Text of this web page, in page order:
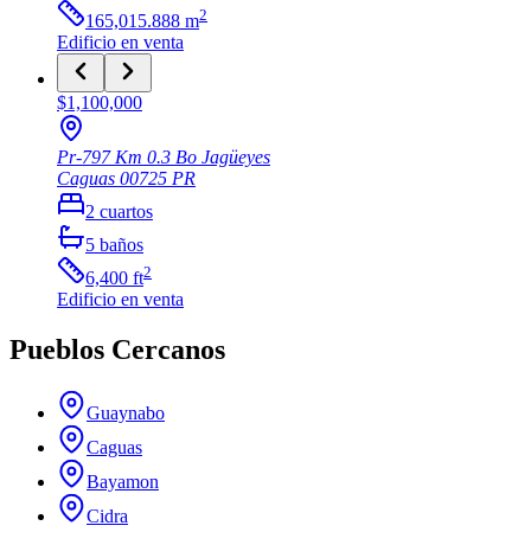
165,015.888 m2
Edificio en venta
$1,100,000
Pr-797 Km 0.3 Bo Jagüeyes
Caguas 00725 PR
2 cuartos
5 baños
6,400 ft2
Edificio en venta
Pueblos Cercanos
Guaynabo
Caguas
Bayamon
Cidra